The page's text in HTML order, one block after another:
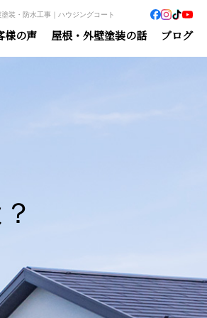
装・防水工事｜ハウジングコート
様の声 屋根・外壁塗装の話 ブログ